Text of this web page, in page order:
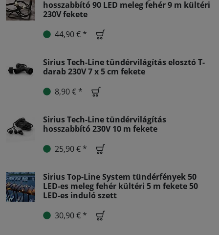
hosszabbító 90 LED meleg fehér 9 m kültéri
230V fekete
44,90 € *
Sirius Tech-Line tündérvilágítás elosztó T-
darab 230V 7 x 5 cm fekete
8,90 € *
Sirius Tech-Line tündérvilágítás
hosszabbító 230V 10 m fekete
25,90 € *
Sirius Top-Line System tündérfények 50
LED-es meleg fehér kültéri 5 m fekete 50
LED-es induló szett
30,90 € *